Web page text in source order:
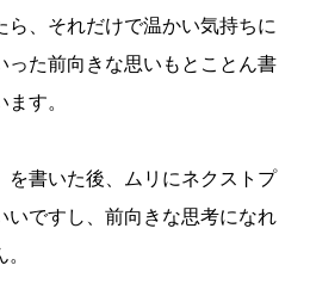
、それだけで温かい気持ちに
った前向きな思いもとことん書
す。
を書いた後、ムリにネクストプ
いですし、前向きな思考になれ